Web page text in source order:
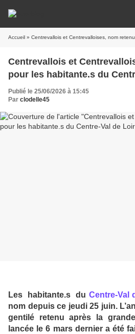
Accueil » Centrevallois et Centrevalloises, nom retenu
Centrevallois et
pour les
Publié le 25/06/2026 à 15:45
Par clodelle45
Les habitante.s du Centre-Val
nom depuis ce jeudi 25 juin.
gentilé retenu après la
lancée le 6 mars dernier a été